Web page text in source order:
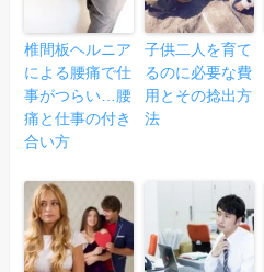
椎間板ヘルニア
による腰痛で仕
事がつらい…腰
痛と仕事の付き
合い方
子供二人を育て
るのに必要な費
用とその捻出方
法